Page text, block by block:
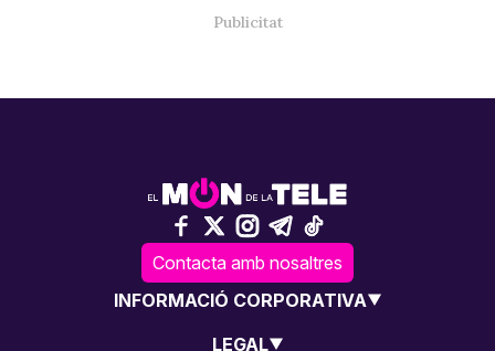
Contacta amb nosaltres
INFORMACIÓ CORPORATIVA
LEGAL